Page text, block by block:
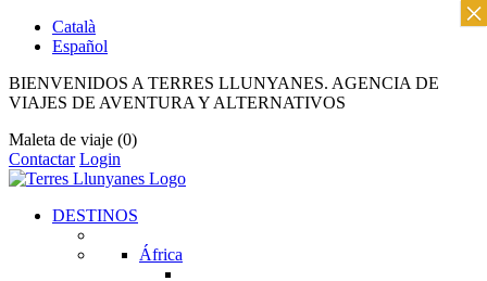
Català
Español
BIENVENIDOS A TERRES LLUNYANES. AGENCIA DE
VIAJES DE AVENTURA Y ALTERNATIVOS
Maleta de viaje (0)
Contactar Login
DESTINOS
África
×